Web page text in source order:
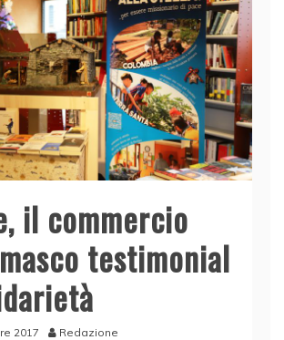
il commercio
testimonial
2017 Redazione